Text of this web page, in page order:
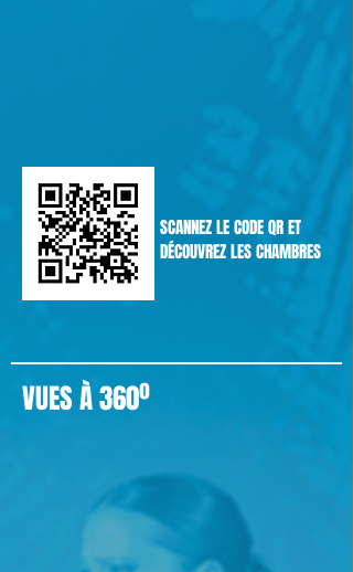
SCANNEZ LE CODE QR ET
DÉCOUVREZ LES CHAMBRES
VUES À 360º